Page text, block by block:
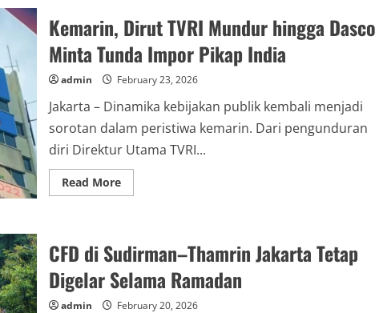
Guncang
Pasaman
Barat,
BMKG
Pastikan
Tak
Berpotensi
Tsunami
Kemarin, Dirut TVRI Mundur hingga Dasco
Minta Tunda Impor Pikap India
admin February 23, 2026
Jakarta – Dinamika kebijakan publik kembali menjadi
sorotan dalam peristiwa kemarin. Dari pengunduran
diri Direktur Utama TVRI...
Read MoreRead
more
Mundur
hingga
Dasco
Minta
Tunda
Impor
CFD di Sudirman–Thamrin Jakarta Tetap
Digelar Selama Ramadan
admin February 20, 2026